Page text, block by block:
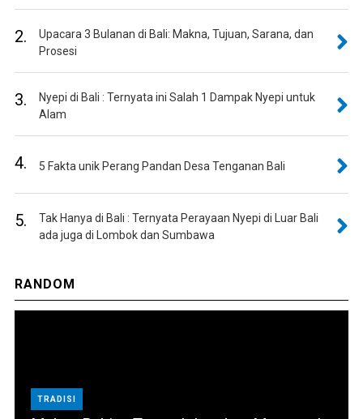
2.
Upacara 3 Bulanan di Bali: Makna, Tujuan, Sarana, dan
Prosesi
3.
Nyepi di Bali : Ternyata ini Salah 1 Dampak Nyepi untuk
Alam
4. 5 Fakta unik Perang Pandan Desa Tenganan Bali
5.
Tak Hanya di Bali : Ternyata Perayaan Nyepi di Luar Bali
ada juga di Lombok dan Sumbawa
RANDOM
TRADISI